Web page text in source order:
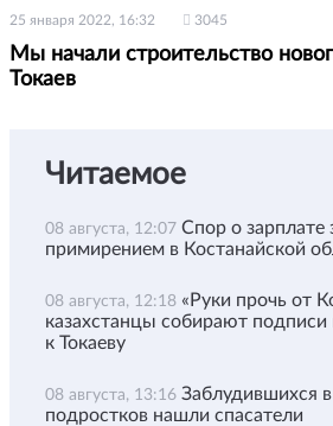
25 января 2022, 16:32 3045
Мы начали строительство
Токаев
Читаемое
08 августа, 12:07 Спор о зарплате
примирением в Костанайской
08 августа, 12:18 «Руки прочь от
казахстанцы собирают
к Токаеву
08 августа, 13:16 Заблудившихся
подростков нашли спасатели